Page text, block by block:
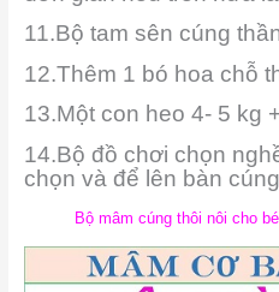
11.Bộ tam sên cúng
12.Thêm 1 bó hoa chỗ
13.Một con heo 4- 5 kg
14.Bộ đồ chơi chọn
chọn và để lên bàn cúng
Bộ mâm cúng thôi nôi cho